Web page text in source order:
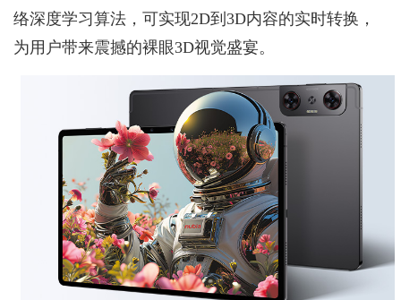
络深度学习算法，可实现2D到3D内容的实时转换，
为用户带来震撼的裸眼3D视觉盛宴。